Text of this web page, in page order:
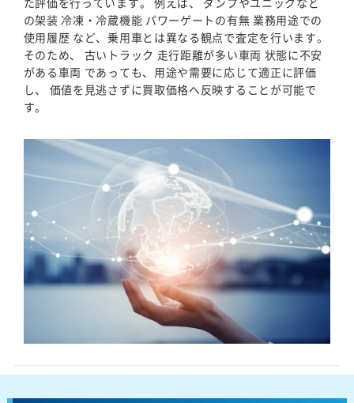
の架装 冷凍・冷蔵機能 パワーゲートの有無 業務用途での
使用履歴 など、乗用車とは異なる観点で査定を行います。
そのため、 古いトラック 走行距離が多い車両 状態に不安
がある車両 であっても、用途や需要に応じて適正に評価
し、 価値を見逃さずに買取価格へ反映することが可能で
す。